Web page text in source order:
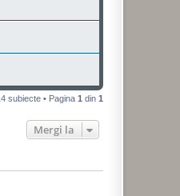
subiecte • Pagina 1 din 1
Mergi la